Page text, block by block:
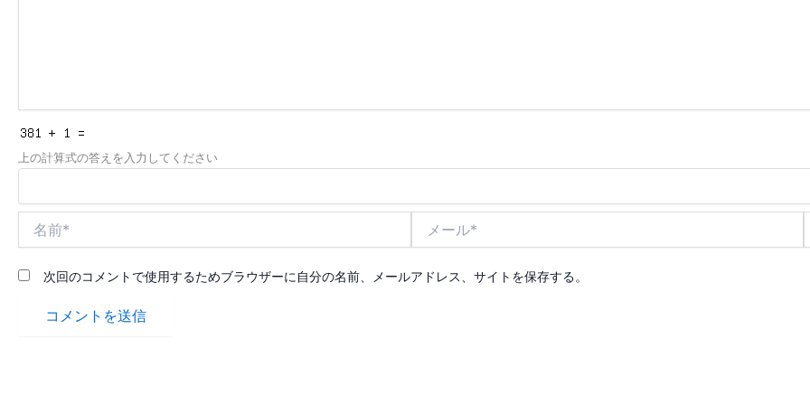
上の計算式の答えを入力してください
*
次回のコメントで使用するためブラウザーに自分の名前、メールアドレス、サイトを保存する。